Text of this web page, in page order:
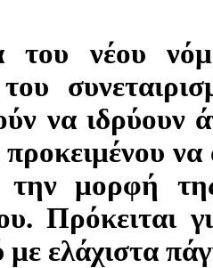
του νέου
να ιδρύουν
προκειμένου
την μορφή
Πρόκειται
ελάχιστα